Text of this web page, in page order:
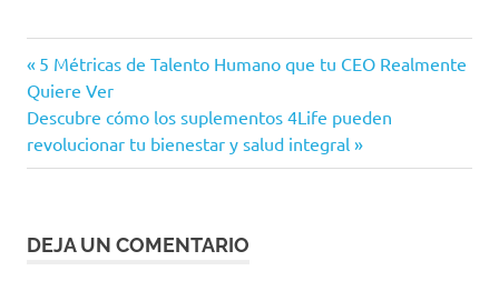
Navegación
de
entradas
Entrada
anterior:
5 Métricas de Talento Humano que tu CEO Realmente
Quiere Ver
Siguiente
entrada:
Descubre cómo los suplementos 4Life pueden
revolucionar tu bienestar y salud integral
DEJA UN COMENTARIO